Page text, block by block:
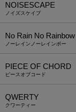
NOISESCAPE
ノイズスケイプ
No Rain No Rainbow
ノーレインノーレインボー
PIECE OF CHORD
ピースオブコード
QWERTY
クワーティー